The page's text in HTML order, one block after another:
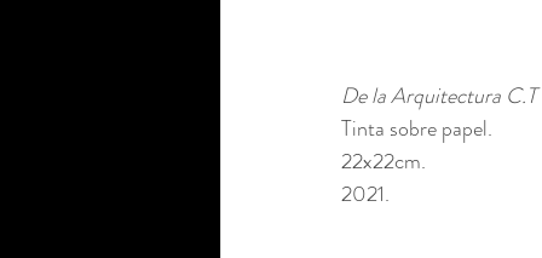
De la Arquitectura
Tinta sobre papel.
22x22cm.
2021.